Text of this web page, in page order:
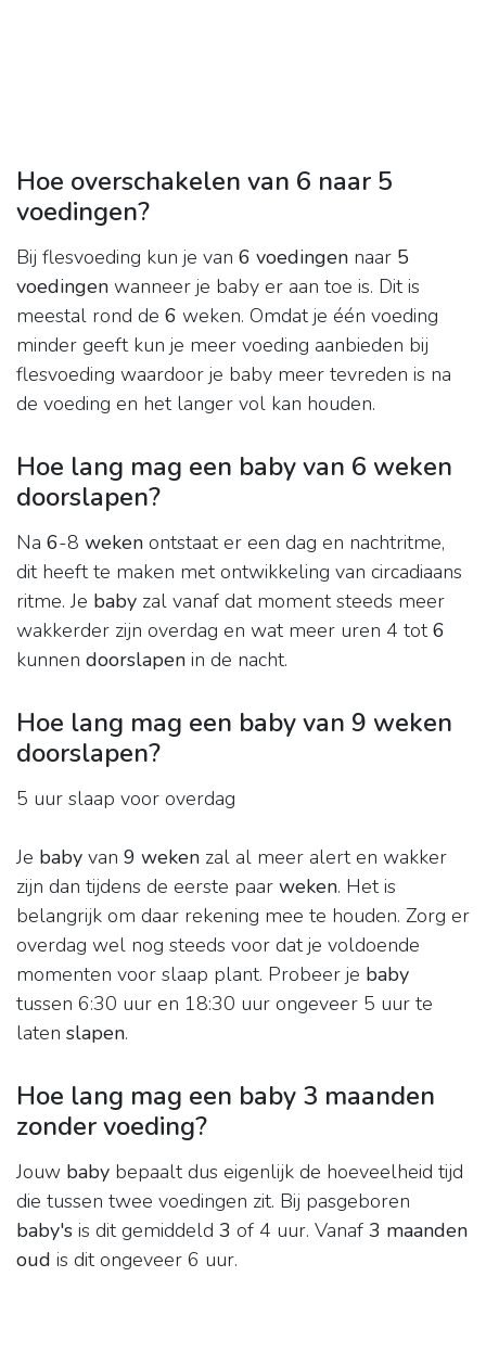
Hoe overschakelen van 6 naar 5
voedingen?
Bij flesvoeding kun je van 6 voedingen naar 5
voedingen wanneer je baby er aan toe is. Dit is
meestal rond de 6 weken. Omdat je één voeding
minder geeft kun je meer voeding aanbieden bij
flesvoeding waardoor je baby meer tevreden is na
de voeding en het langer vol kan houden.
Hoe lang mag een baby van 6 weken
doorslapen?
Na 6-8 weken ontstaat er een dag en nachtritme,
dit heeft te maken met ontwikkeling van circadiaans
ritme. Je baby zal vanaf dat moment steeds meer
wakkerder zijn overdag en wat meer uren 4 tot6
kunnen doorslapen in de nacht.
Hoe lang mag een baby van 9 weken
doorslapen?
5 uur slaap voor overdag
Je baby van 9 weken zal al meer alert en wakker
zijn dan tijdens de eerste paar weken. Het is
belangrijk om daar rekening mee te houden. Zorg er
overdag wel nog steeds voor dat je voldoende
momenten voor slaap plant. Probeer je baby
tussen 6:30 uur en 18:30 uur ongeveer 5 uur te
laten slapen.
Hoe lang mag een baby 3 maanden
zonder voeding?
Jouw baby bepaalt dus eigenlijk de hoeveelheid tijd
die tussen twee voedingen zit. Bij pasgeboren
baby's is dit gemiddeld 3 of 4 uur. Vanaf 3 maanden
oud is dit ongeveer 6 uur.